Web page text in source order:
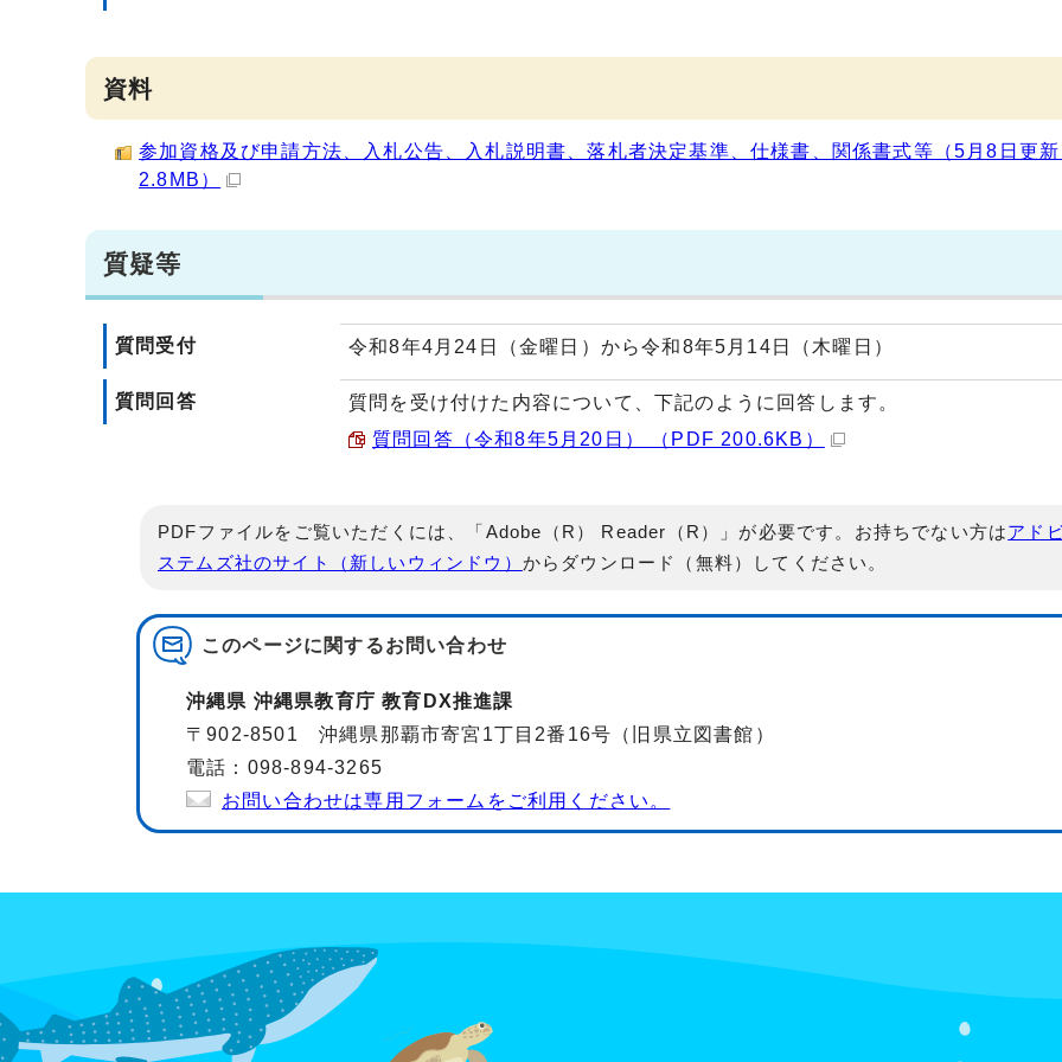
資料
参加資格及び申請方法、入札公告、入札説明書、落札者決定基準、仕様書、関係書式等（5月8日更
2.8MB）
質疑等
質問受付 令和8年4月24日（金曜日）から令和8年5月14日（木曜日）
質問回答
質問を受け付けた内容について、下記のように回答します。
質問回答（令和8年5月20日） （PDF 200.6KB）
PDFファイルをご覧いただくには、「Adobe（R） Reader（R）」が必要です。お持ちでない方はアド
ステムズ社のサイト（新しいウィンドウ） からダウンロード（無料）してください。
このページに関するお問い合わせ
沖縄県 沖縄県教育庁 教育DX推進課
〒902-8501 沖縄県那覇市寄宮1丁目2番16号（旧県立図書館）
電話：098-894-3265
お問い合わせは専用フォームをご利用ください。